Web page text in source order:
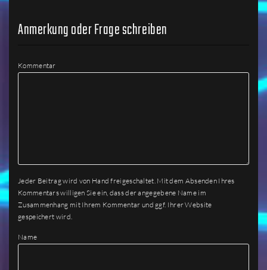
Anmerkung oder Frage schreiben
Kommentar
Jeder Beitrag wird von Hand freigeschaltet. Mit dem Absenden Ihres
Kommentars willigen Sie ein, dass der angegebene Name im
Zusammenhang mit Ihrem Kommentar und ggf. Ihrer Website
gespeichert wird.
Name